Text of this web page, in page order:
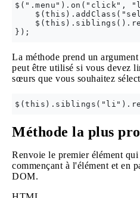
$(".menu").on("click",
La méthode prend un argument
peut être utilisé si vous devez
sœurs que vous souhaitez
Méthode la plus
Renvoie le premier élément
commençant à l'élément et en
DOM.